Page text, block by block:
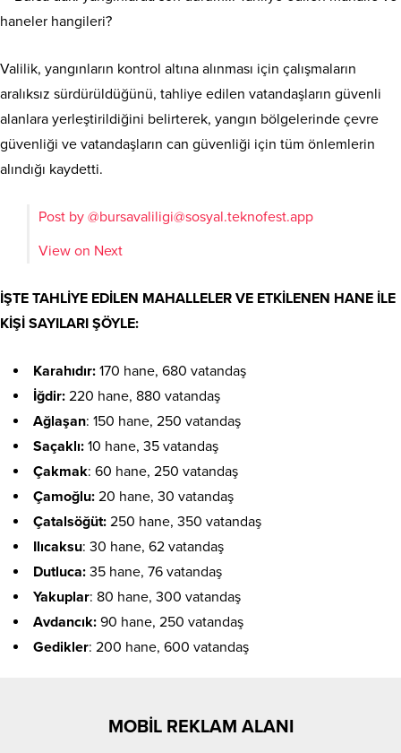
Valilik, yangınların kontrol altına alınması için çalışmaların
aralıksız sürdürüldüğünü, tahliye edilen vatandaşların güvenli
alanlara yerleştirildiğini belirterek, yangın bölgelerinde çevre
güvenliği ve vatandaşların can güvenliği için tüm önlemlerin
alındığı kaydetti.
Post by @bursavaliligi@sosyal.teknofest.app
View on Next
İŞTE TAHLİYE EDİLEN MAHALLELER VE ETKİLENEN HANE İLE
KİŞİ SAYILARI ŞÖYLE:
Karahıdır: 170 hane, 680 vatandaş
İğdir: 220 hane, 880 vatandaş
Ağlaşan: 150 hane, 250 vatandaş
Saçaklı: 10 hane, 35 vatandaş
Çakmak: 60 hane, 250 vatandaş
Çamoğlu: 20 hane, 30 vatandaş
Çatalsöğüt: 250 hane, 350 vatandaş
Ilıcaksu: 30 hane, 62 vatandaş
Dutluca: 35 hane, 76 vatandaş
Yakuplar: 80 hane, 300 vatandaş
Avdancık: 90 hane, 250 vatandaş
Gedikler: 200 hane, 600 vatandaş
MOBİL REKLAM ALANI